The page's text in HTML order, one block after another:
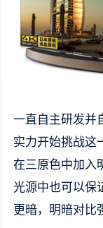
一直自主研发并
实力开始挑战这
在三原色中加入
光源中也可以保
更暗，明暗对比